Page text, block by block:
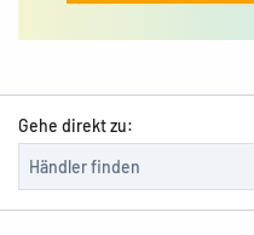
Gehe direkt zu: